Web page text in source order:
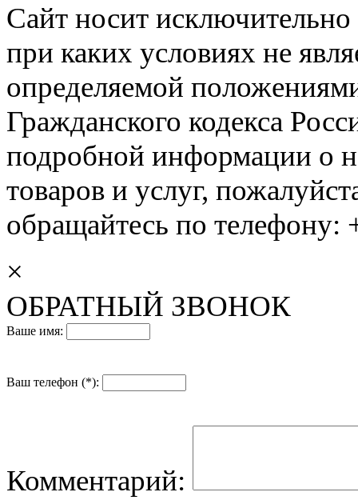
Сайт носит
при каких условиях не
определяемой
Гражданского кодекса
подробной информации о
товаров и услуг,
обращайтесь по
×
ОБРАТНЫЙ ЗВОНОК
Ваше имя:
Ваш телефон (*):
Комментарий: